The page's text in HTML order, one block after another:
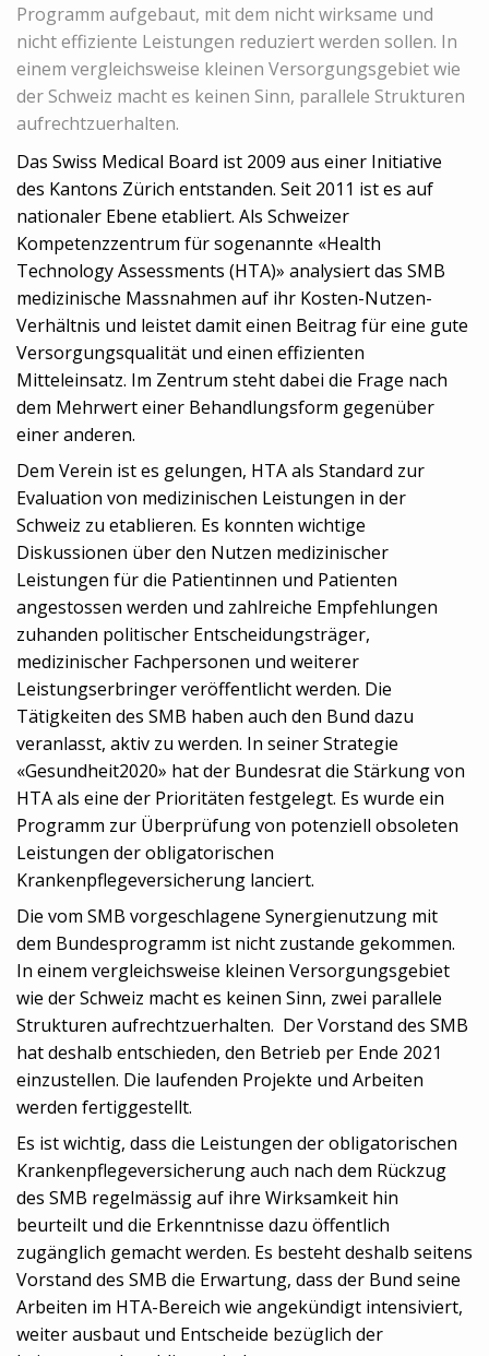
Programm aufgebaut, mit dem nicht wirksame und
nicht effiziente Leistungen reduziert werden sollen. In
einem vergleichsweise kleinen Versorgungsgebiet wie
der Schweiz macht es keinen Sinn, parallele Strukturen
aufrechtzuerhalten.
Das Swiss Medical Board ist 2009 aus einer Initiative
des Kantons Zürich entstanden. Seit 2011 ist es auf
nationaler Ebene etabliert. Als Schweizer
Kompetenzzentrum für sogenannte «Health
Technology Assessments (HTA)» analysiert das SMB
medizinische Massnahmen auf ihr Kosten-Nutzen-
Verhältnis und leistet damit einen Beitrag für eine gute
Versorgungsqualität und einen effizienten
Mitteleinsatz. Im Zentrum steht dabei die Frage nach
dem Mehrwert einer Behandlungsform gegenüber
einer anderen.
Dem Verein ist es gelungen, HTA als Standard zur
Evaluation von medizinischen Leistungen in der
Schweiz zu etablieren. Es konnten wichtige
Diskussionen über den Nutzen medizinischer
Leistungen für die Patientinnen und Patienten
angestossen werden und zahlreiche Empfehlungen
zuhanden politischer Entscheidungsträger,
medizinischer Fachpersonen und weiterer
Leistungserbringer veröffentlicht werden. Die
Tätigkeiten des SMB haben auch den Bund dazu
veranlasst, aktiv zu werden. In seiner Strategie
«Gesundheit2020» hat der Bundesrat die Stärkung von
HTA als eine der Prioritäten festgelegt. Es wurde ein
Programm zur Überprüfung von potenziell obsoleten
Leistungen der obligatorischen
Krankenpflegeversicherung lanciert.
Die vom SMB vorgeschlagene Synergienutzung mit
dem Bundesprogramm ist nicht zustande gekommen.
In einem vergleichsweise kleinen Versorgungsgebiet
wie der Schweiz macht es keinen Sinn, zwei parallele
Strukturen aufrechtzuerhalten. Der Vorstand des SMB
hat deshalb entschieden, den Betrieb per Ende 2021
einzustellen. Die laufenden Projekte und Arbeiten
werden fertiggestellt.
Es ist wichtig, dass die Leistungen der obligatorischen
Krankenpflegeversicherung auch nach dem Rückzug
des SMB regelmässig auf ihre Wirksamkeit hin
beurteilt und die Erkenntnisse dazu öffentlich
zugänglich gemacht werden. Es besteht deshalb seitens
Vorstand des SMB die Erwartung, dass der Bund seine
Arbeiten im HTA-Bereich wie angekündigt intensiviert,
weiter ausbaut und Entscheide bezüglich der